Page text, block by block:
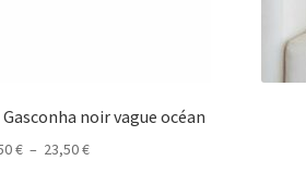
noir vague océan
€ – 23,50€Plage